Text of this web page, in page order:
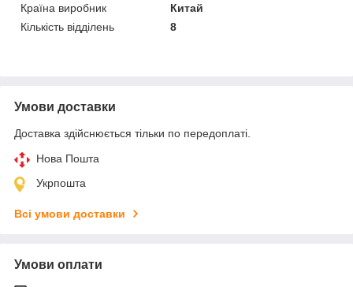
Країна виробник
Китай
Кількість відділень
8
Умови доставки
Доставка здійснюється тільки по передоплаті.
Нова Пошта
Укрпошта
Всі умови доставки
Умови оплати